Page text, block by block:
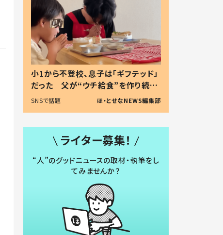
小1から不登校、息子は「ギフテッド」
だった 父が“ウチ給食”を作り続け
る理由とは #令和の親 #令和の子
SNSで話題 ほ・とせなNEWS編集部
ライター募集！
“人”のグッドニュースの取材・執筆をし
てみませんか？